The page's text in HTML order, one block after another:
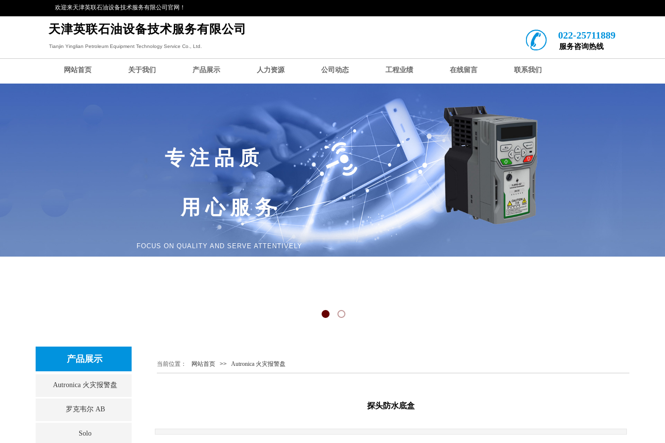
欢迎来天津英联石油设备技术服务有限公司官网！
天津英联石油设备技术服务有限公司 022-25711889
服务咨询热线
Tianjin Yinglian Petroleum Equipment Technology Service Co., Ltd.
网站首页 关于我们 产品展示 人力资源 公司动态 工程业绩 在线留言 联系我们
专 注 品 质
用 心 服 务
FOCUS ON QUALITY AND SERVE ATTENTIVELY
产品展示 当前位置： 网站首页 >> Autronica 火灾报警盘
Autronica 火灾报警盘
罗克韦尔 AB
Solo
探头防水底盒